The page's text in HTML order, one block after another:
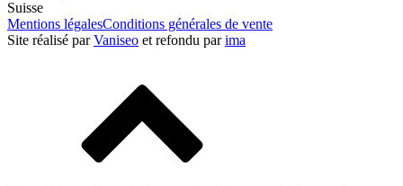
Suisse
Mentions légalesConditions générales de vente
Site réalisé parVaniseo et refondu parima